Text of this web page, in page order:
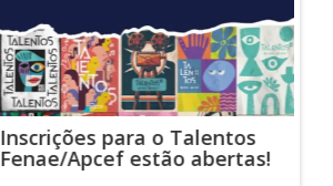
Inscrições para o Talentos
Fenae/Apcef estão abertas!